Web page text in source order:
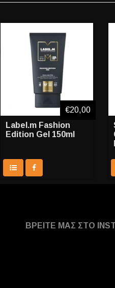
Label.m Fashion
Edition Gel 150ml
€20,00
ΒΡΕΙΤΕ ΜΑΣ ΣΤΟ